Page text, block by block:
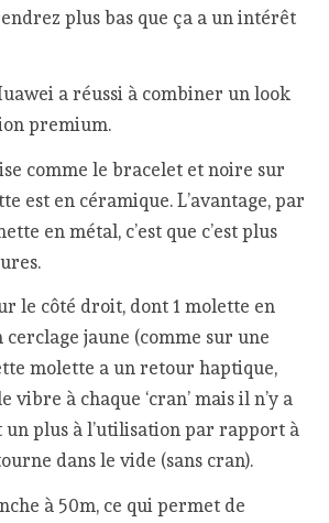
plus bas que ça a un intérêt
a réussi à combiner un look
premium.
comme le bracelet et noire sur
est en céramique. L’avantage, par
en métal, c’est que c’est plus
le côté droit, dont 1 molette en
jaune (comme sur une
molette a un retour haptique,
vibre à chaque ‘cran’ mais il n’y a
un plus à l’utilisation par rapport à
dans le vide (sans cran).
à 50m, ce qui permet de